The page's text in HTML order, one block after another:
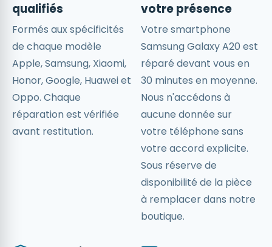
qualifiés
Formés aux spécificités
de chaque modèle
Apple, Samsung, Xiaomi,
Honor, Google, Huawei et
Oppo. Chaque
réparation est vérifiée
avant restitution.
votre présence
Votre smartphone
Samsung Galaxy A20 est
réparé devant vous en
30 minutes en moyenne.
Nous n'accédons à
aucune donnée sur
votre téléphone sans
votre accord explicite.
Sous réserve de
disponibilité de la pièce
à remplacer dans notre
boutique.